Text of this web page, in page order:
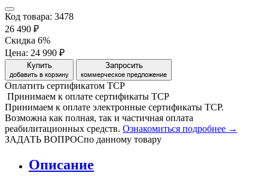
Код товара: 3478
26 490 ₽
Скидка 6%
Цена: 24 990 ₽
Купить
добавить в корзину
Запросить
коммерческое предложение
Оплатить сертификатом ТСР
Принимаем к оплате сертификаты ТСР
Принимаем к оплате электронные сертификаты ТСР.
Возможна как полная, так и частичная оплата
реабилитационных средств. Ознакомиться подробнее →
ЗАДАТЬ ВОПРОСпо данному товару
Описание